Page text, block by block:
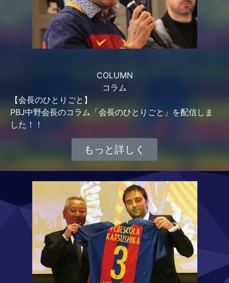
COLUMN
コラム
【会長のひとりごと】
PBJ中野会長のコラム「会長のひとりごと」を配信しま
した！！
もっと詳しく